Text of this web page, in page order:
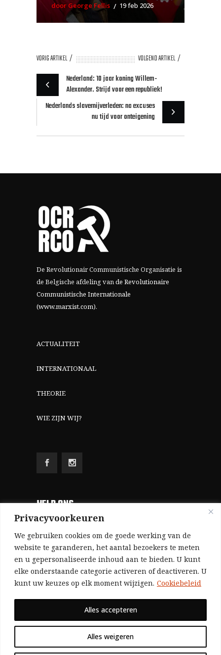
Privacyvoorkeuren
We gebruiken cookies om de goede werking van de
website te garanderen, het aantal bezoekers te meten
en u gepersonaliseerde inhoud aan te bieden. U kunt
elke onderstaande categorie activeren of deactiveren. U
kunt uw keuzes op elk moment wijzigen. Cookiebeleid
Alles weigeren
Alles accepteren
door George Fellis 19 feb 2026
VORIG ARTIKEL
VOLGEND ARTIKEL
Nederland: 10 jaar koning Willem-
Alexander. Strijd voor een republiek!
Nederlands slavernijverleden: na excuses
nu tijd voor onteigening
De Revolutionair Communistische Organisatie is
de Belgische afdeling van de Revolutionaire
Communistische Internationale
(www.marxist.com).
ACTUALITEIT
INTERNATIONAAL
THEORIE
WIE ZIJN WIJ?
HELP ONS
Aangezien we volledig zelf gefinancierd zijn
(zonder subsidies, zonder commerciële
advertenties en zonder rijke sponsors), zijn we
voor de publicatie van ons tijdschrift uitsluitend
afhankelijk van de financiële steun van onze
Bij voorbaat dank voor uw solidariteit.